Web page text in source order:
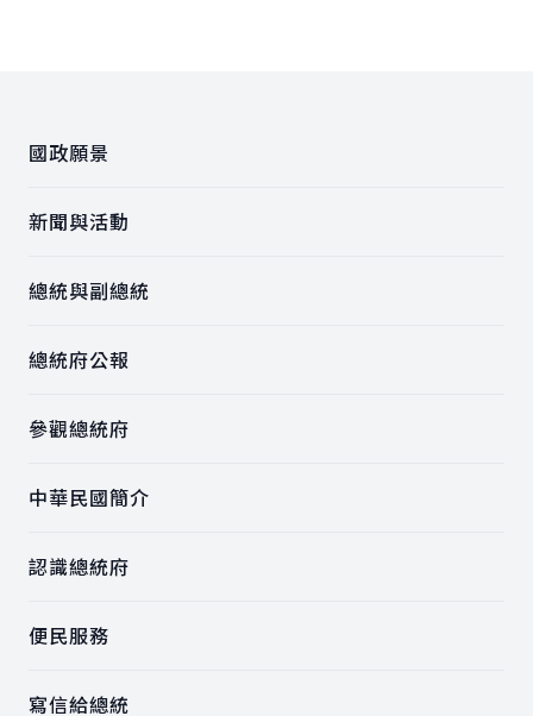
國政願景
新聞與活動
總統與副總統
總統府公報
參觀總統府
中華民國簡介
認識總統府
便民服務
寫信給總統